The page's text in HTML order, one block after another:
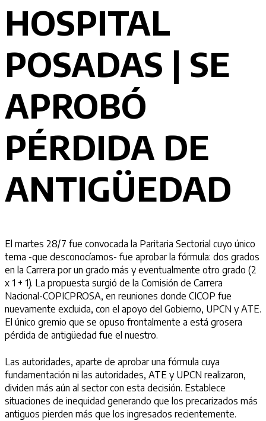
HOSPITAL
POSADAS | SE
APROBÓ
PÉRDIDA DE
ANTIGÜEDAD
El martes 28/7 fue convocada la Paritaria Sectorial cuyo único
tema -que desconocíamos- fue aprobar la fórmula: dos grados
en la Carrera por un grado más y eventualmente otro grado (2
x 1 + 1). La propuesta surgió de la Comisión de Carrera
Nacional-COPICPROSA, en reuniones donde CICOP fue
nuevamente excluida, con el apoyo del Gobierno, UPCN y ATE.
El único gremio que se opuso frontalmente a está grosera
pérdida de antigüedad fue el nuestro.
Las autoridades, aparte de aprobar una fórmula cuya
fundamentación ni las autoridades, ATE y UPCN realizaron,
dividen más aún al sector con esta decisión. Establece
situaciones de inequidad generando que los precarizados más
antiguos pierden más que los ingresados recientemente.